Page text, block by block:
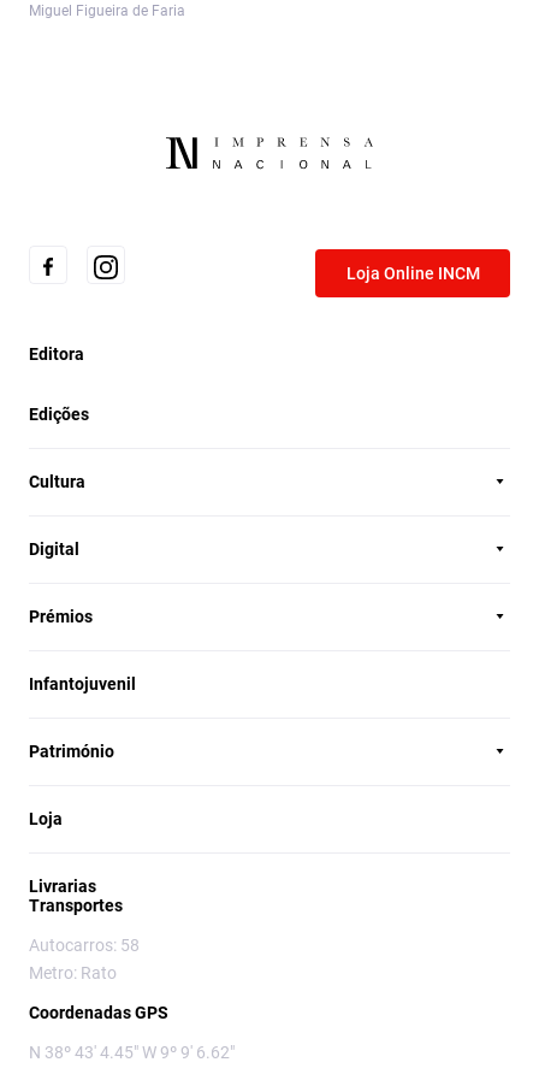
Miguel Figueira de Faria
Loja Online INCM
Editora
Edições
Cultura
Digital
Prémios
Infantojuvenil
Património
Loja
Livrarias
Transportes
Autocarros: 58
Metro: Rato
Coordenadas GPS
N 38º 43' 4.45" W 9º 9' 6.62"